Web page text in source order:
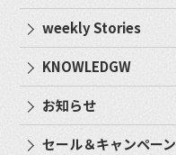
weekly Stories
KNOWLEDGW
お知らせ
セール＆キャンペーン